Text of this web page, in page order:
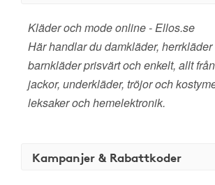
Kläder och mode online - Ellos.se
Här handlar du damkläder,
barnkläder prisvärt och enkelt, allt
jackor, underkläder, tröjor och
leksaker och hemelektronik.
Kampanjer & Rabattkoder